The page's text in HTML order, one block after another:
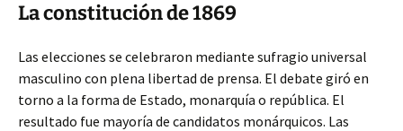
La constitución de 1869
Las elecciones se celebraron mediante sufragio universal
masculino con plena libertad de prensa. El debate giró en
torno a la forma de Estado, monarquía o república. El
resultado fue mayoría de candidatos monárquicos. Las